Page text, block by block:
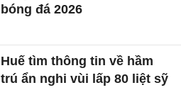
bóng đá 2026
Huế tìm thông tin về hầm
trú ẩn nghi vùi lấp 80 liệt sỹ